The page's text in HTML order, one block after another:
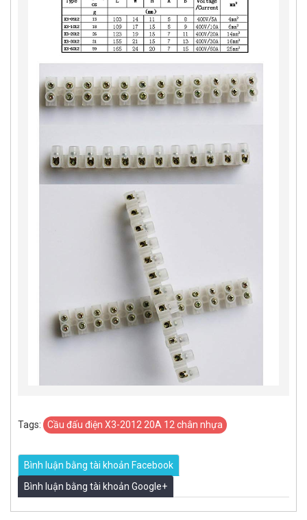
Tags: Cầu đấu điện X3-2012 20A 12 chân nhựa
Bình luận bằng tài khoản Facebook
Bình luận bằng tài khoản Google+